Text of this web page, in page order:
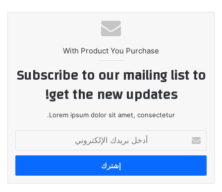
With Product You Purchase
Subscribe to our mailing list to
get the new updates!
Lorem ipsum dolor sit amet, consectetur.
بريدك
الإلكتروني